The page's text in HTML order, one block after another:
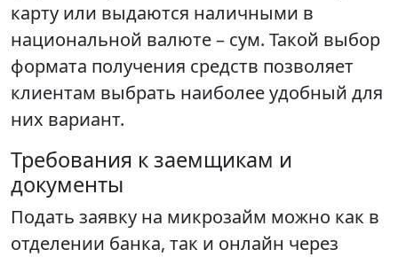
карту или выдаются наличными в
национальной валюте – сум. Такой выбор
формата получения средств позволяет
клиентам выбрать наиболее удобный для
них вариант.
Требования к заемщикам и
документы
Подать заявку на микрозайм можно как в
отделении банка, так и онлайн через